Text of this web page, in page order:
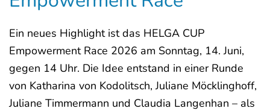
Ein neues Highlight ist das HELGA CUP
Empowerment Race 2026 am Sonntag, 14. Juni,
gegen 14 Uhr. Die Idee entstand in einer Runde
von Katharina von Kodolitsch, Juliane Möcklinghoff,
Juliane Timmermann und Claudia Langenhan – als